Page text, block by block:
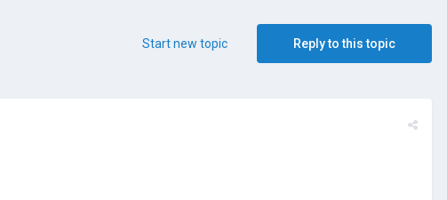
Reply to this topic
Start new topic